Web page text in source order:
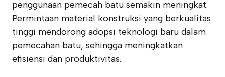
penggunaan pemecah batu semakin meningkat.
Permintaan material konstruksi yang berkualitas
tinggi mendorong adopsi teknologi baru dalam
pemecahan batu, sehingga meningkatkan
efisiensi dan produktivitas.